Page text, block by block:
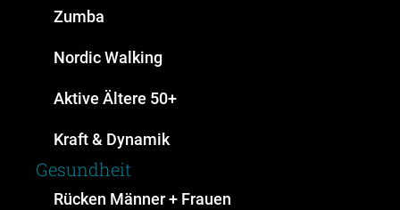
Zumba
Nordic Walking
Aktive Ältere 50+
Kraft & Dynamik
Gesundheit
Rücken Männer + Frauen